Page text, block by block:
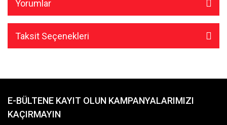
Yorumlar
Taksit Seçenekleri
E-BÜLTENE KAYIT OLUN KAMPANYALARIMIZI
KAÇIRMAYIN